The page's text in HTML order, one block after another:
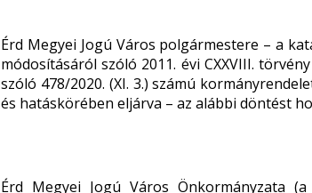
Érd Megyei Jogú Város polgármestere – a
módosításáról szóló 2011. évi CXXVIII.
szóló 478/2020. (XI. 3.) számú
és hatáskörében eljárva – az alábbi döntést
Érd Megyei Jogú Város Önkormányzata (a